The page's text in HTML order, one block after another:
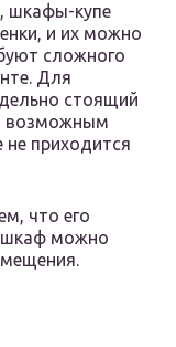
шкафы-купе
и их можно
сложного
Для
стоящий
возможным
не приходится
что его
шкаф можно